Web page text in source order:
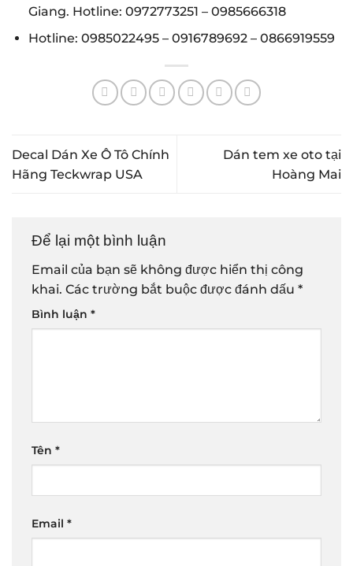
Giang. Hotline: 0972773251 – 0985666318
Hotline: 0985022495– 0916789692– 0866919559
Decal Dán Xe Ô Tô Chính
Hãng Teckwrap USA
Dán tem xe oto tại
Hoàng Mai
Để lại một bình luận
Email của bạn sẽ không được hiển thị công
khai. Các trường bắt buộc được đánh dấu *
Bình luận *
Tên *
Email *